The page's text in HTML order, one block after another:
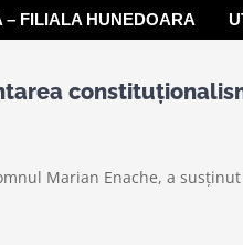
– FILIALA HUNEDOARA
Marian Enache, a